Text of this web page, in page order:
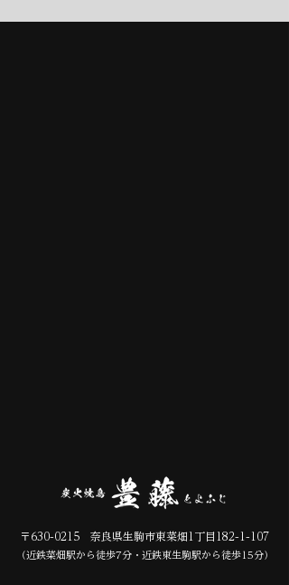
​〒630-0215 奈良県生駒市東菜畑1丁目 182-1-107
​（近鉄菜畑駅から徒歩7分・近鉄東生駒駅から徒歩15分）